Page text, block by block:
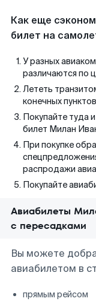
Как еще
билет на
У разных
различаются по
Лететь
конечных
Покупайте туда
билет Милан
При покупке
распродажи
Покупайте
Авиабилеты
с пересадками
Вы можете
авиабилетом в
прямым рейсом